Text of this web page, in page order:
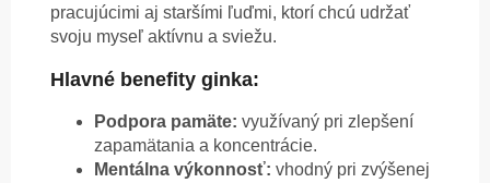
pracujúcimi aj staršími ľuďmi, ktorí chcú udržať
svoju myseľ aktívnu a sviežu.
Hlavné benefity ginka:
Podpora pamäte: využívaný pri zlepšení
zapamätania a koncentrácie.
Mentálna výkonnosť: vhodný pri zvýšenej